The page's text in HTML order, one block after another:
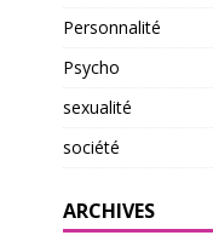
Personnalité
Psycho
sexualité
société
ARCHIVES